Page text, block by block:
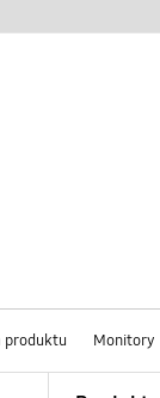
produktu Monitory